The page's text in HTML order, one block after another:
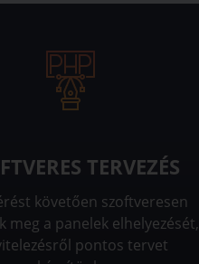
TERVEZÉS
követően szoftveresen
meg a panelek elhelyezését,
pontos tervet